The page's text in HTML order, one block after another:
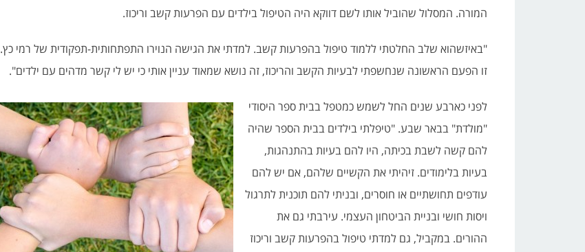
המורה. המסלול שהוביל אותו לשם דווקא היה הטיפול בילדים עם הפרעות קשב וריכוז.
"באיזשהוא שלב החלטתי ללמוד טיפול בהפרעות קשב. למדתי את הגישה הנוירו התפתחותית-תפקודית של רמי כץ.
זו הפעם הראשונה שנחשפתי לבעיות הקשב והריכוז, זה נושא שמאוד עניין אותי כי יש לי קשר מדהים עם ילדים".
לפני כארבע שנים החל לשמש כמטפל בבית ספר היסודי
"מולדת" בבאר שבע. "טיפלתי בילדים בבית הספר שהיה
להם קשה לשבת בכיתה, היו להם בעיות בהתנהגות,
בעיות בלימודים. זיהיתי את הקשיים שלהם, אם יש להם
עודפים תחושתיים או חוסרים, ובניתי להם תוכנית לתרגול
ויסות חושי ובניית הביטחון העצמי. עירבתי גם את
ההורים. במקביל, גם למדתי טיפול בהפרעות קשב וריכוז